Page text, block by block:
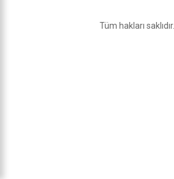
Tüm hakları saklıdır.